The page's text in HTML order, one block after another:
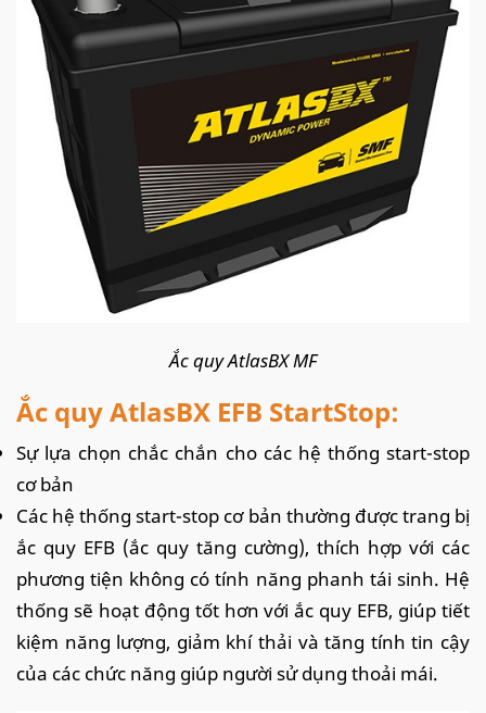
Ắc quy AtlasBX MF
Ắc quy AtlasBX EFB StartStop:
Sự lựa chọn chắc chắn cho các hệ thống start-stop
cơ bản
Các hệ thống start-stop cơ bản thường được trang bị
ắc quy EFB (ắc quy tăng cường), thích hợp với các
phương tiện không có tính năng phanh tái sinh. Hệ
thống sẽ hoạt động tốt hơn với ắc quy EFB, giúp tiết
kiệm năng lượng, giảm khí thải và tăng tính tin cậy
của các chức năng giúp người sử dụng thoải mái.